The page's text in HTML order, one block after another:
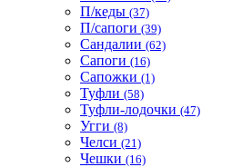
П/кеды (37)
П/сапоги (39)
Сандалии (62)
Сапоги (16)
Сапожки (1)
Туфли (58)
Туфли-лодочки (47)
Угги (8)
Челси (21)
Чешки (16)